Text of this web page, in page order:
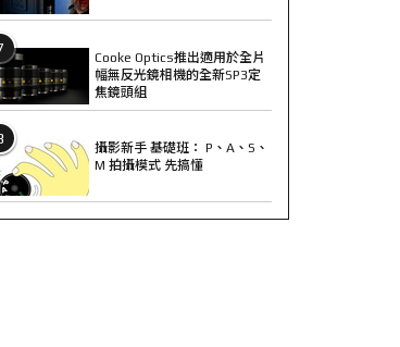
Cooke Optics推出適用於全片
幅無反光鏡相機的全新SP3定
焦鏡頭組
攝影新手 基礎班： P、A、S、
M 拍攝模式 先搞懂